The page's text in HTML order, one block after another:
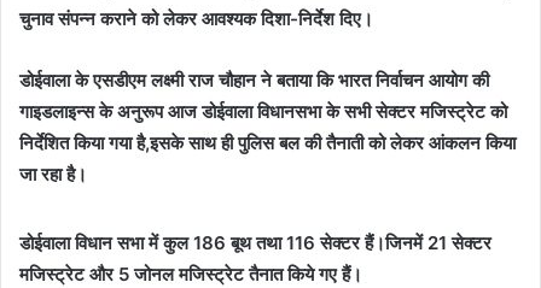
चुनाव संपन्न कराने को लेकर आवश्यक दिशा-निर्देश दिए।
डोईवाला के एसडीएम लक्ष्मी राज चौहान ने बताया कि भारत निर्वाचन आयोग की
गाइडलाइन्स के अनुरूप आज डोईवाला विधानसभा के सभी सेक्टर मजिस्ट्रेट को
निर्देशित किया गया है,इसके साथ ही पुलिस बल की तैनाती को लेकर आंकलन किया
जा रहा है।
डोईवाला विधान सभा में कुल 186 बूथ तथा 116 सेक्टर हैं।जिनमें 21 सेक्टर
मजिस्ट्रेट और 5 जोनल मजिस्ट्रेट तैनात किये गए हैं।